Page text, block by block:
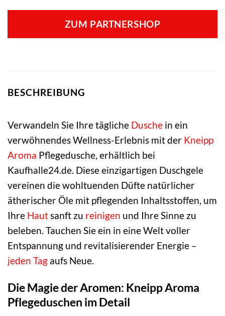
ZUM PARTNERSHOP
BESCHREIBUNG
Verwandeln Sie Ihre tägliche Dusche in ein
verwöhnendes Wellness-Erlebnis mit der Kneipp
Aroma Pflegedusche, erhältlich bei
Kaufhalle24.de. Diese einzigartigen Duschgele
vereinen die wohltuenden Düfte natürlicher
ätherischer Öle mit pflegenden Inhaltsstoffen, um
Ihre Haut sanft zu reinigen und Ihre Sinne zu
beleben. Tauchen Sie ein in eine Welt voller
Entspannung und revitalisierender Energie –
jeden Tag aufs Neue.
Die Magie der Aromen: Kneipp Aroma
Pflegeduschen im Detail